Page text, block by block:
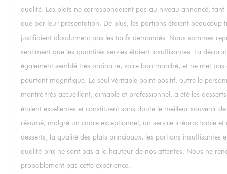
qualité. Les plats ne correspondaient pas au niveau annoncé,
que par leur présentation. De plus, les portions étaient beaucoup
justifiaient absolument pas les tarifs demandés. Nous sommes
sentiment que les quantités servies étaient insuffisantes. La
également semblé très ordinaire, voire bon marché, et ne met pas
pourtant magnifique. Le seul véritable point positif, outre le
montré très accueillant, aimable et professionnel, a été les
étaient excellentes et constituent sans doute le meilleur souvenir
résumé, malgré un cadre exceptionnel, un service irréprochable et
desserts, la qualité des plats principaux, les portions insuffisantes
qualité-prix ne sont pas à la hauteur de nos attentes. Nous ne
probablement pas cette expérience.